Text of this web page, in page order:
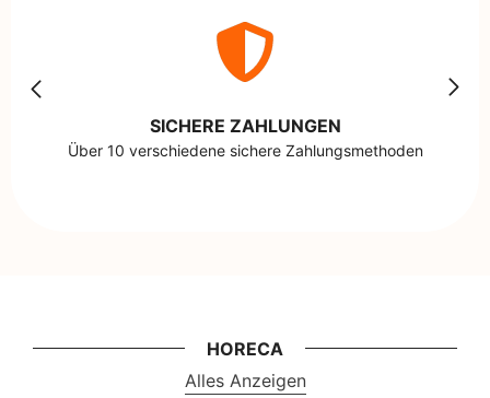
SICHERE ZAHLUNGEN
Über 10 verschiedene sichere Zahlungsmethoden
HORECA
Alles Anzeigen